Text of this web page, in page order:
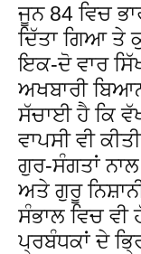
ਜੂਨ 84 ਵਿਚ
ਦਿੱਤਾ ਗਿਆ ਤੇ
ਇਕ-ਦੋ ਵਾਰ
ਅਖਬਾਰੀ
ਸੱਚਾਈ ਹੈ ਕਿ
ਵਾਪਸੀ ਵੀ
ਗੁਰ-ਸੰਗਤਾਂ
ਅਤੇ ਗੁਰੂ
ਸੰਭਾਲ ਵਿਚ ਵੀ
ਪ੍ਰਬੰਧਕਾਂ ਦੇ